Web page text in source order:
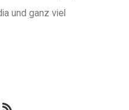
und ganz viel